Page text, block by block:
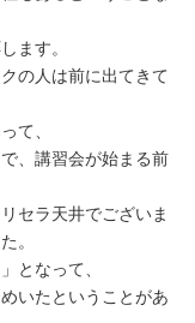
ます。
の人は前に出てきて
て、
、講習会が始まる前
セラ天井でございま
。
となって、
いたということがあ